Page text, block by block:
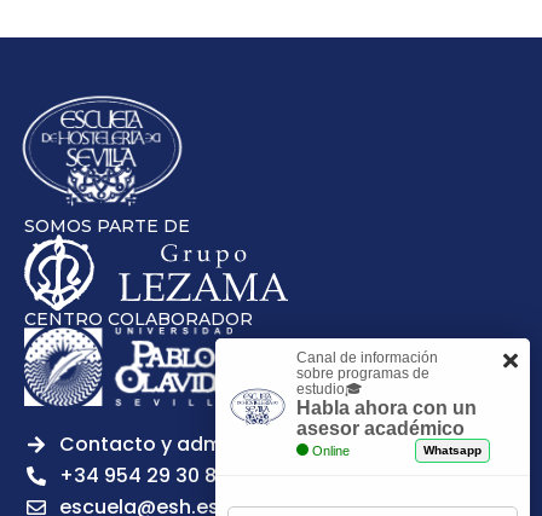
SOMOS PARTE DE
CENTRO COLABORADOR
Contacto y admisiones
+34 954 29 30 81
escuela@esh.es
Canal de información
sobre programas de
estudio🎓
Habla ahora con un
asesor académico
Online Whatsapp